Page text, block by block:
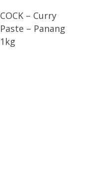
COCK – Curry
Paste – Panang
1kg